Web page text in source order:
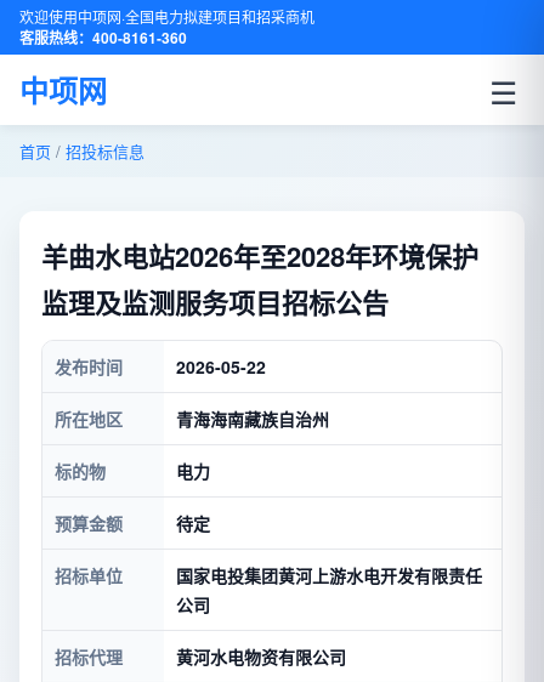
欢迎使用中项网·全国电力拟建项目和招采商机
客服热线：400-8161-360
中项网 ☰
首页 / 招投标信息
​羊曲水电站2026年至2028年环境保护
监理及监测服务项目招标公告
发布时间 2026-05-22
所在地区 青海海南藏族自治州
标的物 电力
预算金额 待定
招标单位
国家电投集团黄河上游水电开发有限责任
公司
招标代理 黄河水电物资有限公司